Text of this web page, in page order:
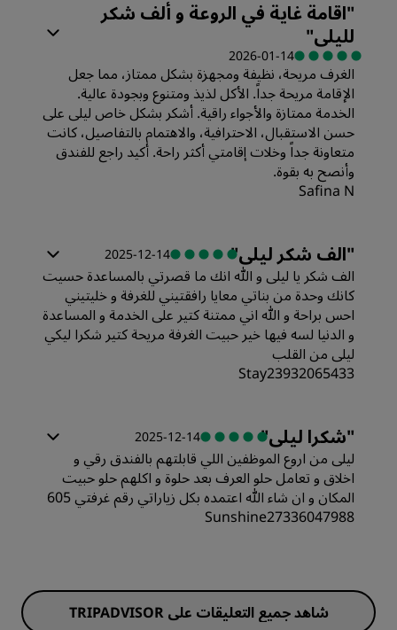
القيمة
جودة أماكن النوم
الموقع
الخدمة
"اقامة غاية في الروعة و ألف شكر
لليلى"
2026-01-14
الغرف مريحة، نظيفة ومجهزة بشكل ممتاز، مما جعل
الإقامة مريحة جداً. الأكل لذيذ ومتنوع وبجودة عالية.
الخدمة ممتازة والأجواء راقية. أشكر بشكل خاص ليلى على
حسن الاستقبال، الاحترافية، والاهتمام بالتفاصيل، كانت
متعاونة جداً وخلات إقامتي أكثر راحة. أكيد راجع للفندق
وأنصح به بقوة.
Safina N
القيمة
جودة أماكن النوم
النظافة
الخدمة
"الف شكر ليلى"
2025-12-14
الف شكر يا ليلى و الله انك ما قصرتي بالمساعدة حسيت
كانك وحدة من بناتي معايا رافقتيني للغرفة و خليتيني
احس براحة و الله اني ممتنة كتير على الخدمة و المساعدة
و الدنيا لسه فيها خير حبيت الغرفة مريحة كتير شكرا ليكي
ليلى من القلب
Stay23932065433
القيمة
الموقع
"شكرا ليلى"
2025-12-14
ليلى من اروع الموظفين اللي قابلتهم بالفندق رقي و
اخلاق و تعامل حلو العرف بعد حلوة و اكلهم حلو حبيت
المكان و ان شاء الله اعتمده بكل زياراتي رقم غرفتي 605
Sunshine27336047988
القيمة
شاهد جميع التعليقات على TRIPADVISOR